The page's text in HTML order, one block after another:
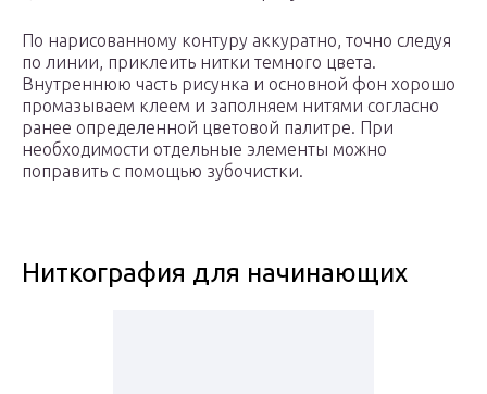
По нарисованному контуру аккуратно, точно следуя
по линии, приклеить нитки темного цвета.
Внутреннюю часть рисунка и основной фон хорошо
промазываем клеем и заполняем нитями согласно
ранее определенной цветовой палитре. При
необходимости отдельные элементы можно
поправить с помощью зубочистки.
Ниткография для начинающих